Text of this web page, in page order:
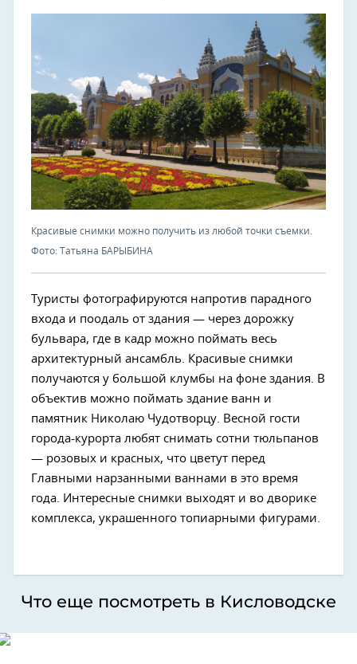
Красивые снимки можно получить из любой точки съемки.
Фото: Татьяна БАРЫБИНА
Туристы фотографируются напротив парадного
входа и поодаль от здания — через дорожку
бульвара, где в кадр можно поймать весь
архитектурный ансамбль. Красивые снимки
получаются у большой клумбы на фоне здания. В
объектив можно поймать здание ванн и
памятник Николаю Чудотворцу. Весной гости
города-курорта любят снимать сотни тюльпанов
— розовых и красных, что цветут перед
Главными нарзанными ваннами в это время
года. Интересные снимки выходят и во дворике
комплекса, украшенного топиарными фигурами.
Что еще посмотреть в Кисловодске